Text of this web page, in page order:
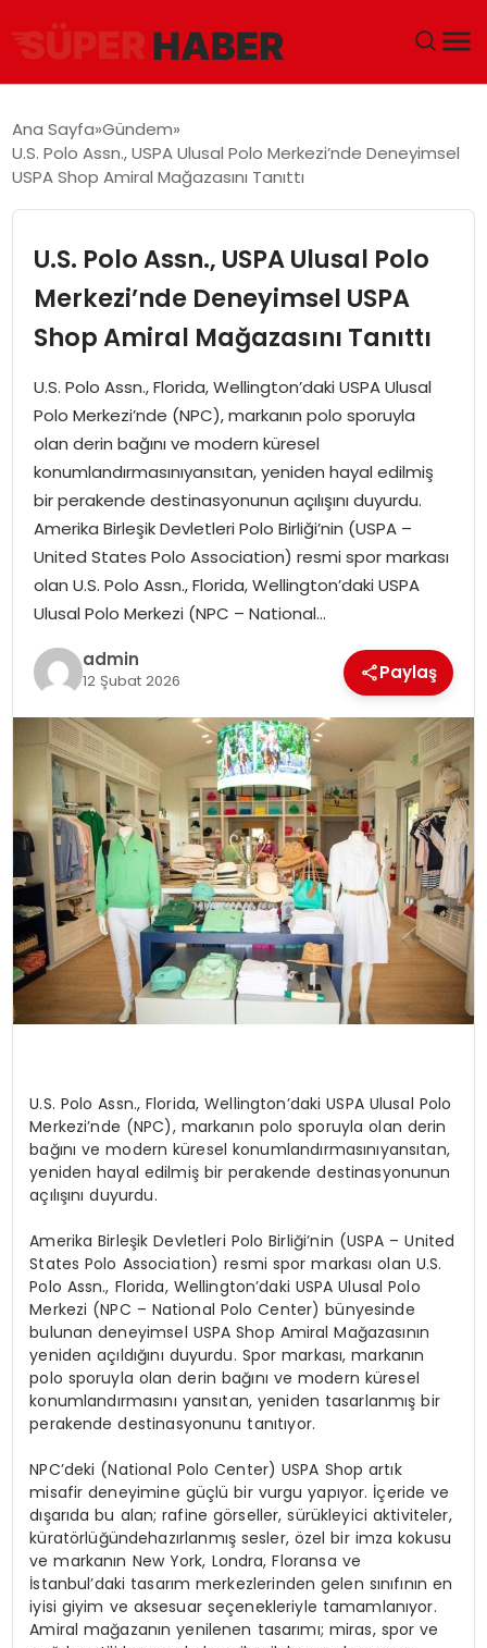
GÜNDEM
EKONOMI
MAGAZIN
SAĞLIK
SIYASET
SPOR
TEKNOLOJI
YAŞAM
Ana Sayfa Gündem
U.S. Polo Assn., USPA Ulusal Polo Merkezi’nde Deneyimsel
USPA Shop Amiral Mağazasını Tanıttı
U.S. Polo Assn., USPA Ulusal Polo
Merkezi’nde Deneyimsel USPA
Shop Amiral Mağazasını Tanıttı
U.S. Polo Assn., Florida, Wellington’daki USPA Ulusal
Polo Merkezi’nde (NPC), markanın polo sporuyla
olan derin bağını ve modern küresel
konumlandırmasınıyansıtan, yeniden hayal edilmiş
bir perakende destinasyonunun açılışını duyurdu.
Amerika Birleşik Devletleri Polo Birliği’nin (USPA –
United States Polo Association) resmi spor markası
olan U.S. Polo Assn., Florida, Wellington’daki USPA
Ulusal Polo Merkezi (NPC – National…
admin
12 Şubat 2026 Paylaş
U.S. PoloAssn., Florida, Wellington’daki USPA Ulusal Polo
Merkezi’nde (NPC), markanın polo sporuyla olan derin
bağınıve modern küresel konumlandırmasınıyansıtan,
yeniden hayal edilmiş bir perakende destinasyonunun
açılışını duyurdu.
Amerika Birleşik Devletleri Polo Birliği’nin (USPA – United
States Polo Association) resmi spor markası olan U.S.
Polo Assn., Florida, Wellington’daki USPA Ulusal Polo
Merkezi (NPC – National Polo Center) bünyesinde
bulunan deneyimsel USPA Shop Amiral Mağazasının
yeniden açıldığını duyurdu. Spor markası, markanın
polo sporuyla olan derin bağını ve modern küresel
konumlandırmasını yansıtan, yeniden tasarlanmış bir
perakende destinasyonunu tanıtıyor.
NPC’deki (National Polo Center) USPA Shop artık
misafir deneyimine güçlü bir vurgu yapıyor. İçeride ve
dışarıda bu alan; rafine görseller, sürükleyici aktiviteler,
küratörlüğündehazırlanmışsesler, özel bir imza kokusu
ve markanın New York, Londra, Floransa ve
İstanbul’daki tasarım merkezlerinden gelen sınıfının en
iyisi giyim ve aksesuar seçenekleriyle tamamlanıyor.
Amiral mağazanın yenilenen tasarımı; miras, spor ve